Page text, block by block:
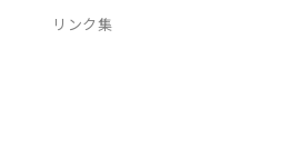
リンク集